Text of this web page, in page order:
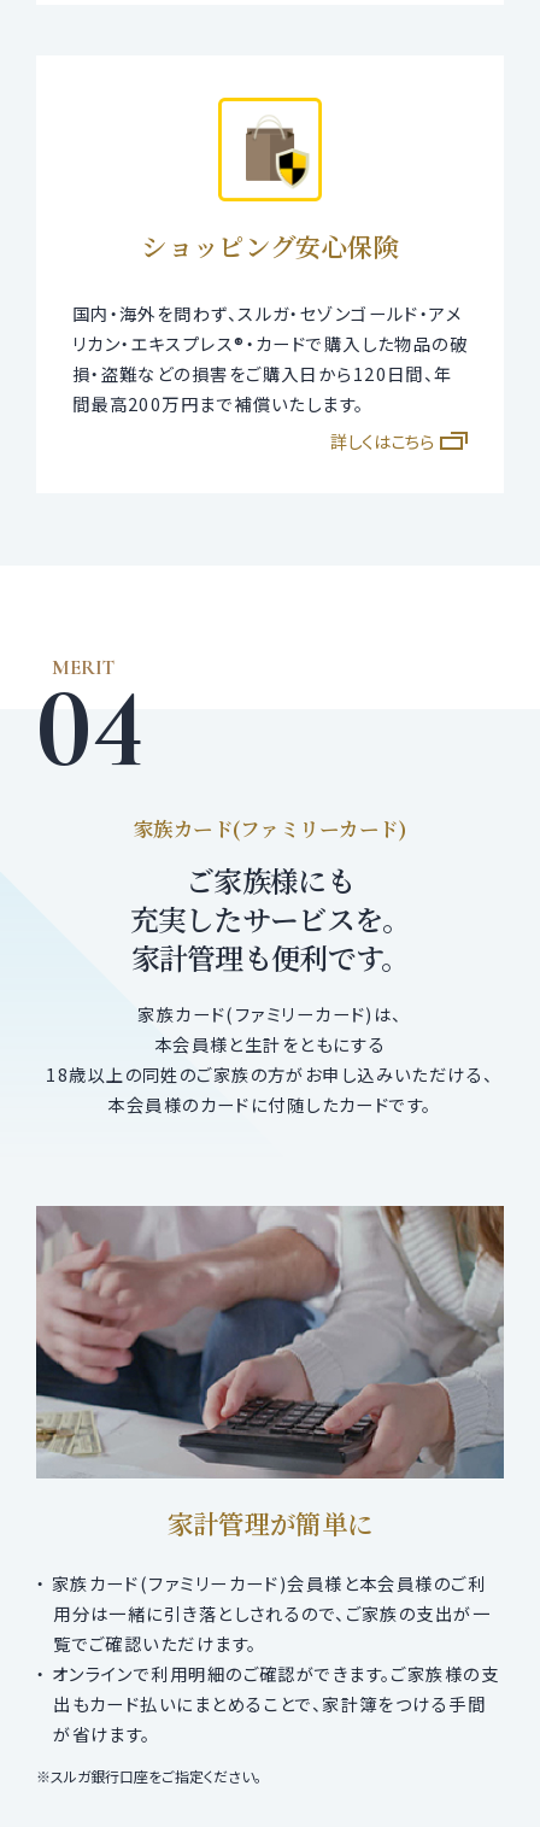
ショッピング安心保険
国内・海外を問わず、スルガ・セゾンゴールド・アメ
リカン・エキスプレス®・カードで購入した物品の破
損・盗難などの損害をご購入日から120日間、年
間最高200万円まで補償いたします。
詳しくはこちら
家族カード(ファミリーカード)
ご家族様にも
充実したサービスを。
家計管理も便利です。
家族カード(ファミリーカード)は、
本会員様と生計をともにする
18歳以上の同姓のご家族の方がお申し込みいただける、
本会員様のカードに付随したカードです。
家計管理が簡単に
家族カード(ファミリーカード)会員様と本会員様のご利
用分は一緒に引き落としされるので、ご家族の支出が一
覧でご確認いただけます。
オンラインで利用明細のご確認ができます。ご家族様の支
出もカード払いにまとめることで、家計簿をつける手間
が省けます。
スルガ銀行口座をご指定ください。